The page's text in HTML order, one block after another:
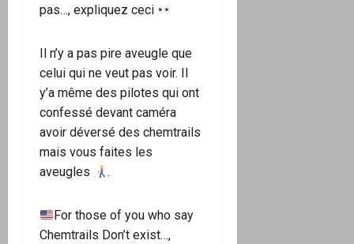
pas…, expliquez ceci
Il n’y a pas pire aveugle que
celui qui ne veut pas voir. Il
y’a même des pilotes qui ont
confessé devant caméra
avoir déversé des chemtrails
mais vous faites les
aveugles
.
For those of you who say
Chemtrails Don’t exist…,